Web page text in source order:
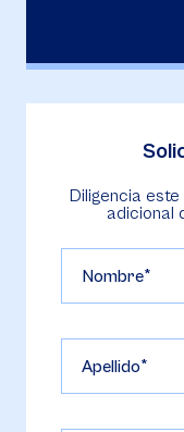
Diligencia
adicional
Nombre
Apellido